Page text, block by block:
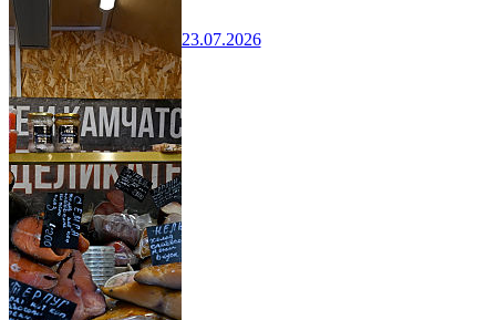
23.07.2026